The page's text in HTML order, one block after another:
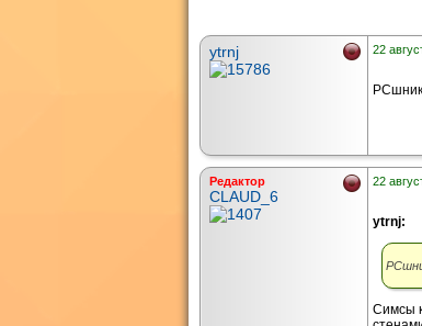
ytrnj 22
Редактор
CLAUD_6
22
ytrnj:
Симсы